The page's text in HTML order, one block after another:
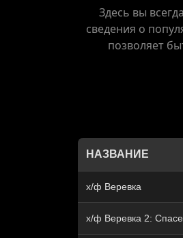
Здесь вы
сведения о
позволяет
НАЗВАНИЕ
х/ф Веревка
х/ф Веревка 2: